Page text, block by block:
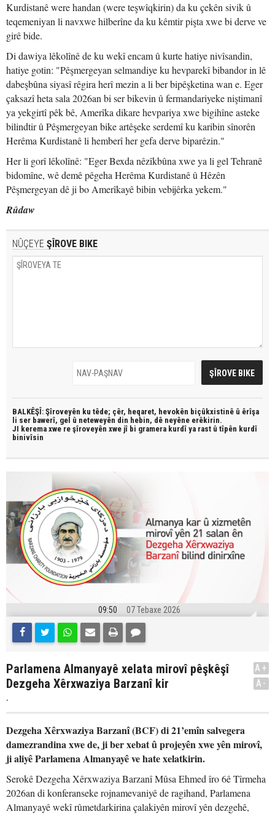
Kurdistanê were handan (were teşwîqkirin) da ku çekên sivik û
teqemeniyan li navxwe hilberîne da ku kêmtir pişta xwe bi derve ve
girê bide.
Di dawiya lêkolînê de ku wekî encam û kurte hatiye nivîsandin,
hatiye gotin: "Pêşmergeyan selmandiye ku hevparekî bibandor in lê
dabeşbûna siyasî rêgira herî mezin a li ber bipêşketina wan e. Eger
çaksazî heta sala 2026an bi ser bikevin û fermandariyeke niştimanî
ya yekgirtî pêk bê, Amerîka dikare hevpariya xwe bigihîne asteke
bilindtir û Pêşmergeyan bike artêşeke serdemî ku karibin sînorên
Herêma Kurdistanê li hemberî her gefa derve biparêzin."
Her li gorî lêkolînê: "Eger Bexda nêzîkbûna xwe ya li gel Tehranê
bidomîne, wê demê pêgeha Herêma Kurdistanê û Hêzên
Pêşmergeyan dê ji bo Amerîkayê bibin vebijêrka yekem."
Rûdaw
NÛÇEYE ŞÎROVE BIKE
BALKÊŞÎ: Şîroveyên ku têde; çêr, heqaret, hevokên biçûkxistinê û êrîşa
li ser bawerî, gel û neteweyên din hebin, dê neyêne erêkirin.
JI kerema xwe re şîroveyên xwe jî bi gramera kurdî ya rast û tîpên kurdî
binivîsin
09:50 07 Tebaxe 2026
Parlamena Almanyayê xelata mirovî pêşkêşî
Dezgeha Xêrxwaziya Barzanî kir
.
A+
A-
Dezgeha Xêrxwaziya Barzanî (BCF) di 21’emîn salvegera
damezrandina xwe de, ji ber xebat û projeyên xwe yên mirovî,
ji aliyê Parlamena Almanyayê ve hate xelatkirin.
Serokê Dezgeha Xêrxwaziya Barzanî Mûsa Ehmed îro 6ê Tîrmeha
2026an di konferanseke rojnamevaniyê de ragihand, Parlamena
Almanyayê wekî rûmetdarkirina çalakiyên mirovî yên dezgehê,